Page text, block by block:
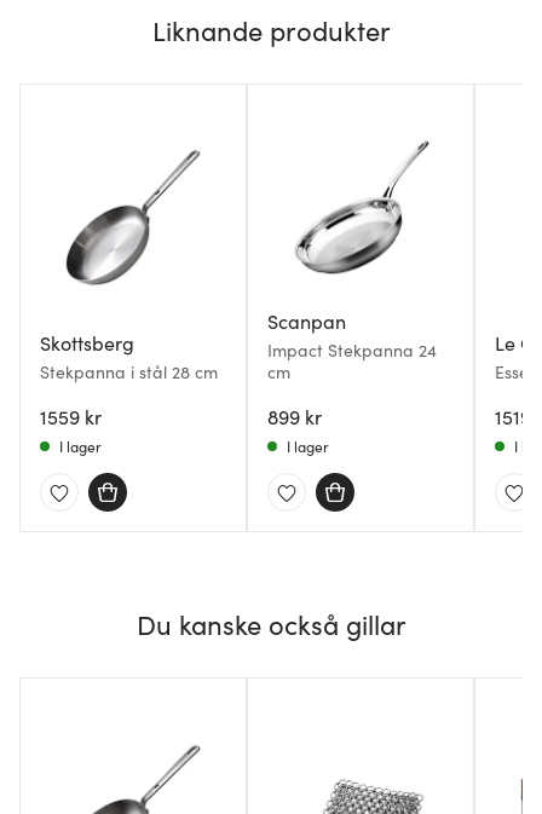
Liknande produkter
Skottsberg
Stekpanna i stål 28 cm
1559 kr
I lager
Scanpan
Impact Stekpanna 24
cm
899 kr
I lager
Le
1519
I
Du kanske också gillar